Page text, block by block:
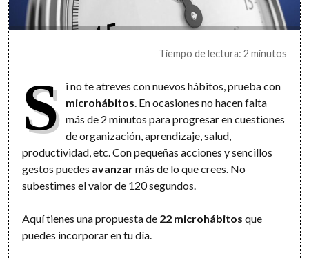
Tiempo de lectura: 2 minutos
S i no te atreves con nuevos hábitos, prueba con
microhábitos . En ocasiones no hacen falta
más de 2 minutos para progresar en cuestiones
de organización, aprendizaje, salud,
productividad, etc. Con pequeñas acciones y sencillos
gestos puedes avanzarmás de lo que crees. No
subestimes el valor de 120 segundos.
Aquí tienes una propuesta de 22 microhábitos que
puedes incorporar en tu día.